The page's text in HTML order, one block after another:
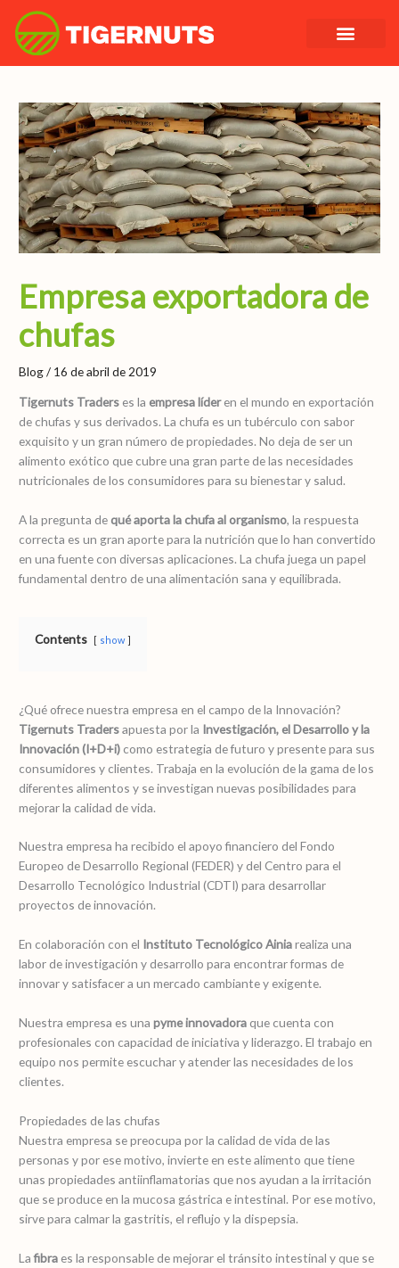
contenido
Empresa exportadora de
chufas
Blog/ 16 de abril de 2019
Tigernuts Traders es la empresa líderen el mundo en exportación
de chufas y sus derivados. La chufa es un tubérculo con sabor
exquisito y un gran número de propiedades. No deja de ser un
alimento exótico que cubre una gran parte de las necesidades
nutricionales de los consumidores para su bienestar y salud.
A la pregunta de qué aporta la chufa al organismo, la respuesta
correcta es un gran aporte para la nutrición que lo han convertido
en una fuente con diversas aplicaciones. La chufa juega un papel
fundamental dentro de una alimentación sana y equilibrada.
Contents show
¿Qué ofrece nuestra empresa en el campo de la Innovación?
Tigernuts Tradersapuesta por la Investigación, el Desarrollo y la
Innovación (I+D+i) como estrategia de futuro y presente para sus
consumidores y clientes. Trabaja en la evolución de la gama de los
diferentes alimentos y se investigan nuevas posibilidades para
mejorar la calidad de vida.
Nuestra empresa ha recibido el apoyo financiero del Fondo
Europeo de Desarrollo Regional (FEDER) y del Centro para el
Desarrollo Tecnológico Industrial (CDTI) para desarrollar
proyectos de innovación.
En colaboración con el Instituto Tecnológico Ainiarealiza una
labor de investigación y desarrollo para encontrar formas de
innovar y satisfacer a un mercado cambiante y exigente.
Nuestra empresa es unapyme innovadora que cuenta con
profesionales con capacidad de iniciativa y liderazgo. El trabajo en
equipo nos permite escuchar y atender las necesidades de los
clientes.
Propiedades de las chufas
Nuestra empresa se preocupa por la calidad de vida de las
personas y por ese motivo, invierte en este alimento que tiene
unas propiedades antiinflamatorias que nos ayudan a la irritación
que se produce en la mucosa gástrica e intestinal. Por ese motivo,
sirve para calmar la gastritis, el reflujo y la dispepsia.
Lafibra es la responsable de mejorar el tránsito intestinal y que se